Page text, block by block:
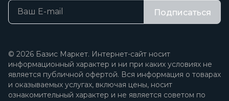
Подписаться
© 2026 Базис Маркет. Интернет-сайт носит
информационный характер и ни при каких условиях не
является публичной офертой. Вся информация о товарах
и оказываемых услугах, включая цены, носит
ознакомительный характер и не является советом по